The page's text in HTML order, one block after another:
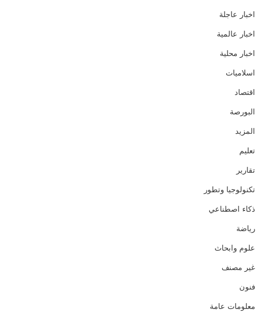
اخبار عاجلة
اخبار عالمية
اخبار محلية
اسلاميات
اقتصاد
البورصة
المزيد
تعليم
تقارير
تكنولوجيا وتطور
ذكاء اصطناعي
رياضة
علوم وابحاث
غير مصنف
فنون
معلومات عامة